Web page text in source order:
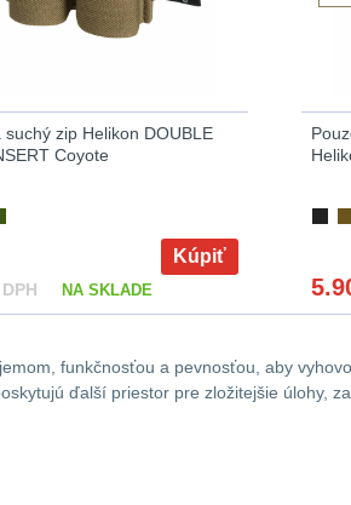
suchý zip Helikon DOUBLE
Coyote
Kúpiť
NA SKLADE
funkčnosťou a pevnosťou, aby
ďalší priestor pre zložitejšie úlohy,